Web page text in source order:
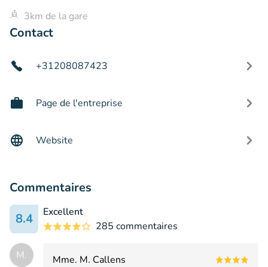
3km de la gare
Contact
+31208087423
Page de l'entreprise
Website
Commentaires
8.4
Excellent
285 commentaires
M. Mme. M. Callens